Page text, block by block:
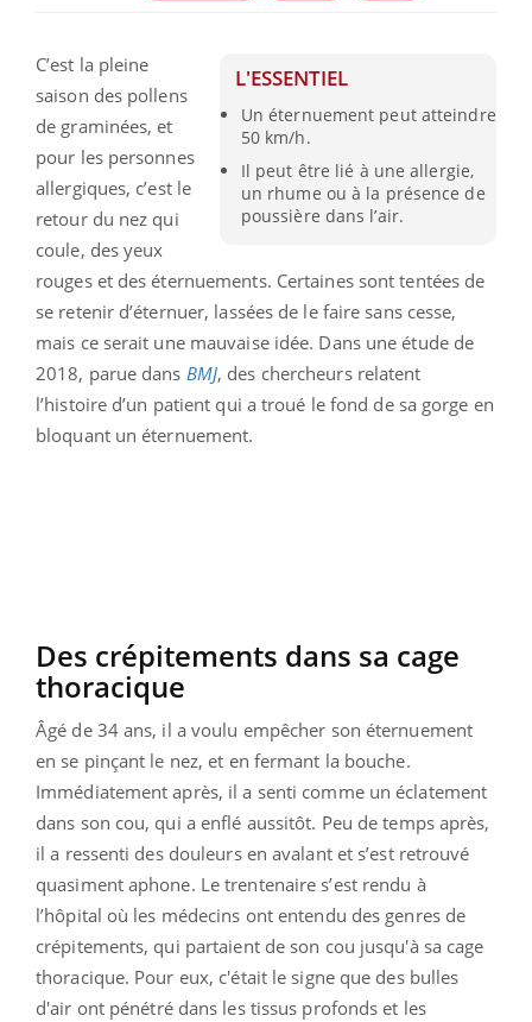
L'ESSENTIEL
Un éternuement peut atteindre
50 km/h.
Il peut être lié à une allergie,
un rhume ou à la présence de
poussière dans l’air.
C’est la pleine
saison des pollens
de graminées, et
pour les personnes
allergiques, c’est le
retour du nez qui
coule, des yeux
rouges et des éternuements. Certaines sont tentées de
se retenir d’éternuer, lassées de le faire sans cesse,
mais ce serait une mauvaise idée. Dans une étude de
2018, parue dans BMJ, des chercheurs relatent
l’histoire d’un patient qui a troué le fond de sa gorge en
bloquant un éternuement.
Des crépitements dans sa cage
thoracique
Âgé de 34 ans, il a voulu empêcher son éternuement
en se pinçant le nez, et en fermant la bouche.
Immédiatement après, il a senti comme un éclatement
dans son cou, qui a enflé aussitôt. Peu de temps après,
il a ressenti des douleurs en avalant et s’est retrouvé
quasiment aphone. Le trentenaire s’est rendu à
l’hôpital où les médecins ont entendu des genres de
crépitements, qui partaient de son cou jusqu'à sa cage
thoracique. Pour eux, c'était le signe que des bulles
d'air ont pénétré dans les tissus profonds et les